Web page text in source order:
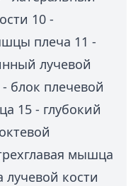
10 -
плеча 11 -
лучевой
- блок плечевой
15 - глубокий
мышца
лучевой кости